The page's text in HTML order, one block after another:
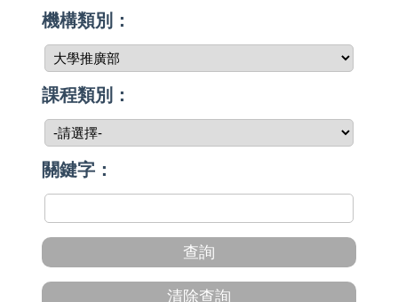
機構類別：
課程類別：
關鍵字：